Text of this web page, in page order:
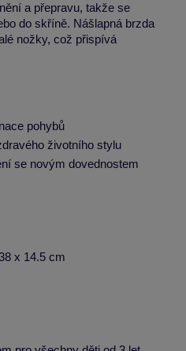
a přepravu, takže se
do skříně. Nášlapná brzda
nožky, což přispívá
pohybů
životního stylu
se novým dovednostem
x 14.5 cm